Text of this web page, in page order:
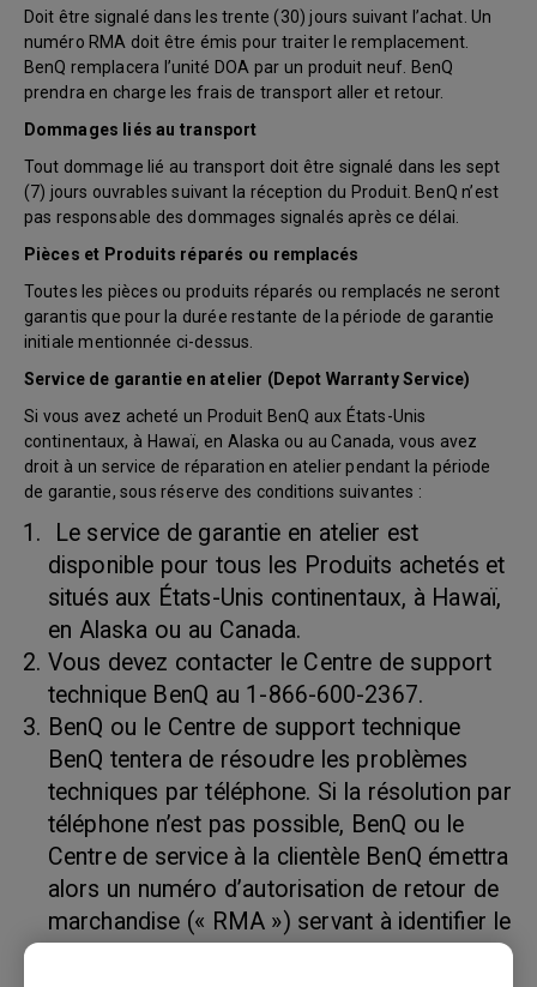
Doit être signalé dans les trente (30) jours suivant l’achat. Un
numéro RMA doit être émis pour traiter le remplacement.
BenQ remplacera l’unité DOA par un produit neuf. BenQ
prendra en charge les frais de transport aller et retour.
Dommages liés au transport
Tout dommage lié au transport doit être signalé dans les sept
(7) jours ouvrables suivant la réception du Produit. BenQ n’est
pas responsable des dommages signalés après ce délai.
Pièces et Produits réparés ou remplacés
Toutes les pièces ou produits réparés ou remplacés ne seront
garantis que pour la durée restante de la période de garantie
initiale mentionnée ci-dessus.
Service de garantie en atelier (Depot Warranty Service)
Si vous avez acheté un Produit BenQ aux États-Unis
continentaux, à Hawaï, en Alaska ou au Canada, vous avez
droit à un service de réparation en atelier pendant la période
de garantie, sous réserve des conditions suivantes :
Le service de garantie en atelier est
disponible pour tous les Produits achetés et
situés aux États-Unis continentaux, à Hawaï,
en Alaska ou au Canada.
Vous devez contacter le Centre de support
technique BenQ au 1-866-600-2367.
BenQ ou le Centre de support technique
BenQ tentera de résoudre les problèmes
techniques par téléphone. Si la résolution par
téléphone n’est pas possible, BenQ ou le
Centre de service à la clientèle BenQ émettra
alors un numéro d’autorisation de retour de
marchandise (« RMA ») servant à identifier le